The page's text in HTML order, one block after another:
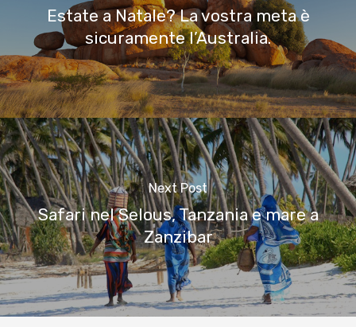
Estate a Natale? La vostra meta è
sicuramente l’Australia.
Next Post
Safari nel Selous, Tanzania e mare a
Zanzibar